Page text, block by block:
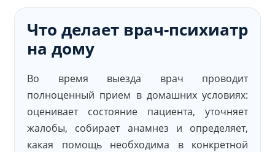
Что делает врач-психиатр
на дому
Во время выезда врач проводит
полноценный прием в домашних условиях:
оценивает состояние пациента, уточняет
жалобы, собирает анамнез и определяет,
какая помощь необходима в конкретной